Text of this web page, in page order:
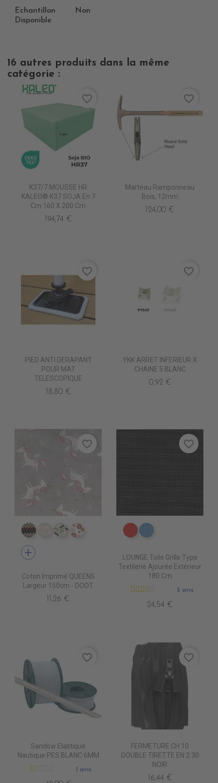
Echantillon
Disponible
Non
16 autres produits dans la même
catégorie :
K37/7 MOUSSE HR
KALEO® K37 SOJA En 7
Cm 160 X 200 Cm
194,74 €
favorite_border
Marteau Ramponneau
Bois, 12mm
124,00 €
favorite_border
PIED ANTI DERAPANT
POUR MAT
TELESCOPIQUE
18,80 €
favorite_border
YKK ARRET INFERIEUR X
CHAINE 5 BLANC
0,92 €
favorite_border
CI0007 EDALI
CI0011 CASUAL BEIGE
CI0017 FULHAM
CI0018 NOSHIRO
add
Coton Imprimé QUEENS
Largeur 150cm - DOOT
11,26 €
favorite_border
DB0208 ROUGE
DB0224 CIEL
LOUNGE Toile Grille Type
Textilene Ajourée Extérieur
180 Cm
5 avis
24,54 €
favorite_border
Sandow Elastique
Nautique PES BLANC 6MM
1 avis
favorite_border
FERMETURE CH 10
DOUBLE TIRETTE EN 2.30
NOIR
16,44 €
favorite_border